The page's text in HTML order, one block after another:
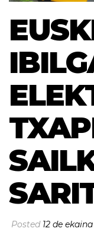
Posted 12 de